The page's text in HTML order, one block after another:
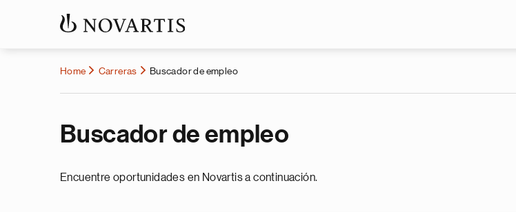
Home Carreras Buscador de empleo
Buscador de empleo
Encuentre oportunidades en Novartis a continuación.